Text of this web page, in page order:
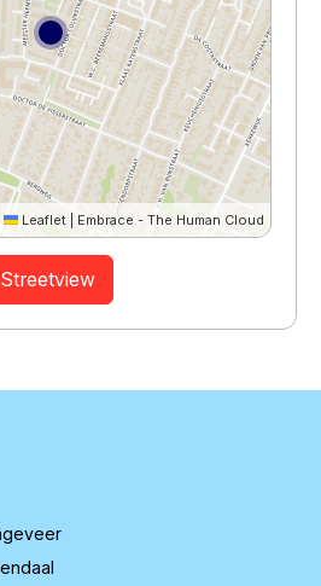
Leaflet Embrace - The Human Cloud
Streetview